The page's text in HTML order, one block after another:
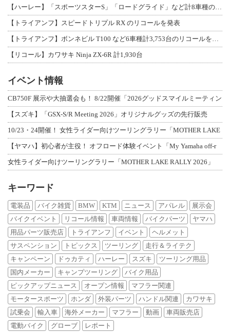
【ハーレー】「スポーツスターS」「ロードグライド」など計8車種のリコールを発表
【トライアンフ】スピードトリプル RX のリコールを発表
【トライアンフ】ボンネビル T100 など6車種計3,753台のリコールを発表
【リコール】カワサキ Ninja ZX-6R 計1,930台
イベント情報
CB750F 展示や大抽選会も！ 8/22開催「2026グッドスマイルミーティン
【スズキ】「GSX-S/R Meeting 2026」オリジナルグッズの先行販売
10/23・24開催！ 女性ライダー向けツーリングラリー「MOTHER LAKE
【ヤマハ】初心者が主役！ オフロード体験イベント「My Yamaha off-r
女性ライダー向けツーリングラリー「MOTHER LAKE RALLY 2026」
キーワード
電装品 バイク雑貨 BMW KTM ニュース アパレル
展示会
バイクイベント
リコール情報 車両情報 バイクパーツ
ヤマハ
用品パーツ販売店
トライアンフ イベント
ヘルメット
サスペンション
トピックス ツーリング
走行＆ライテク
キャンペーン
ドゥカティ ハーレー スズキ
ツーリング用品
国内メーカー
キャンプツーリング
バイク用品
ピックアップニュース
オープン情報
マフラー関連
モータースポーツ
ホンダ 外装パーツ ハンドル関連
カワサキ
試乗会
輸入車 海外メーカー マフラー 動画
車両販売店
電動バイク
グローブ レポート